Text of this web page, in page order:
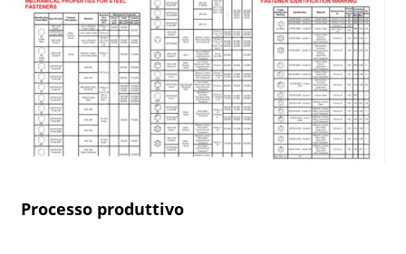
Processo produttivo